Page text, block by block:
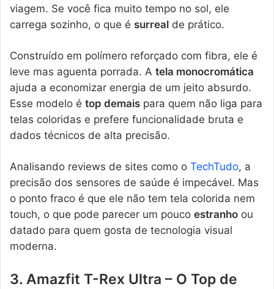
viagem. Se você fica muito tempo no sol, ele
carrega sozinho, o que é surreal de prático.
Construído em polímero reforçado com fibra, ele é
leve mas aguenta porrada. A tela monocromática
ajuda a economizar energia de um jeito absurdo.
Esse modelo é top demais para quem não liga para
telas coloridas e prefere funcionalidade bruta e
dados técnicos de alta precisão.
Analisando reviews de sites como o TechTudo, a
precisão dos sensores de saúde é impecável. Mas
o ponto fraco é que ele não tem tela colorida nem
touch, o que pode parecer um pouco estranho ou
datado para quem gosta de tecnologia visual
moderna.
3. Amazfit T-Rex Ultra – O Top de